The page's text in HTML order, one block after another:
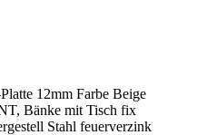
12mm Farbe Beige
Bänke mit Tisch fix
Stahl feuerverzink